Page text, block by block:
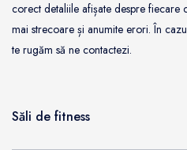
corect detaliile afișate despre fiecare
mai strecoare și anumite erori. În
te rugăm să ne contactezi.
Săli de fitness